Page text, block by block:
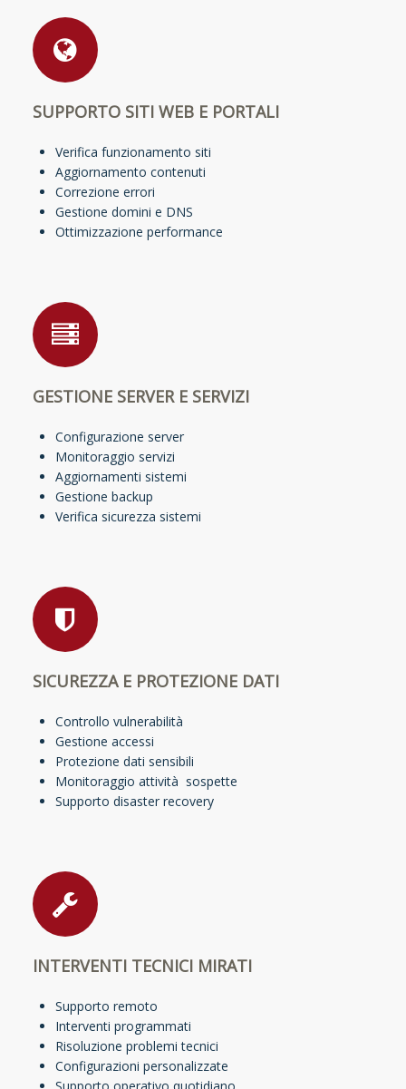
SUPPORTO SITI WEB E PORTALI
Verifica funzionamento siti
Aggiornamento contenuti
Correzione errori
Gestione domini e DNS
Ottimizzazione performance
GESTIONE SERVER E SERVIZI
Configurazione server
Monitoraggio servizi
Aggiornamenti sistemi
Gestione backup
Verifica sicurezza sistemi
SICUREZZA E PROTEZIONE DATI
Controllo vulnerabilità
Gestione accessi
Protezione dati sensibili
Monitoraggio attività sospette
Supporto disaster recovery
INTERVENTI TECNICI MIRATI
Supporto remoto
Interventi programmati
Risoluzione problemi tecnici
Configurazioni personalizzate